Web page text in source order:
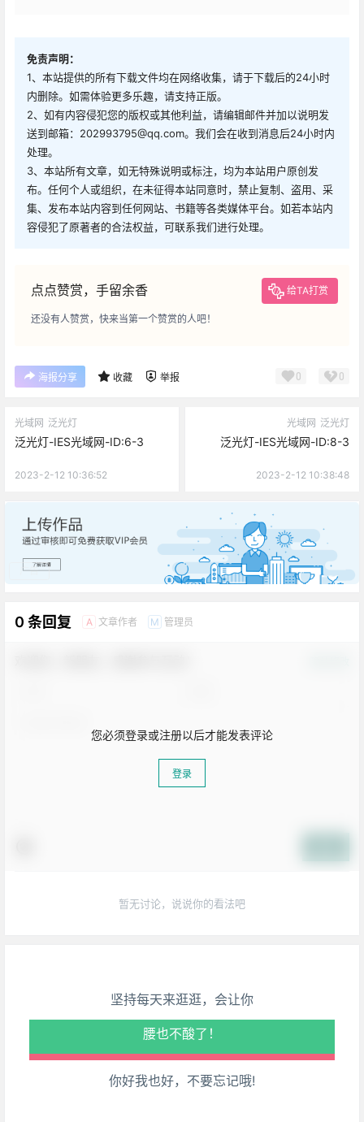
免责声明：
1、本站提供的所有下载文件均在网络收集，请于下载后的24小时
内删除。如需体验更多乐趣，请支持正版。
2、如有内容侵犯您的版权或其他利益，请编辑邮件并加以说明发
送到邮箱：202993795@qq.com。我们会在收到消息后24小时内
处理。
3、本站所有文章，如无特殊说明或标注，均为本站用户原创发
布。任何个人或组织，在未征得本站同意时，禁止复制、盗用、采
集、发布本站内容到任何网站、书籍等各类媒体平台。如若本站内
容侵犯了原著者的合法权益，可联系我们进行处理。
点点赞赏，手留余香 给TA打赏
还没有人赞赏，快来当第一个赞赏的人吧！
海报分享 收藏 举报 0 0
光域网 泛光灯
泛光灯-IES光域网-ID:6-3
2023-2-12 10:36:52
光域网 泛光灯
泛光灯-IES光域网-ID:8-3
2023-2-12 10:38:48
广告
0 条回复 A 文章作者 M 管理员
您必须登录或注册以后才能发表评论
登录
暂无讨论，说说你的看法吧
坚持每天来逛逛，会让你
腿也不痛了！
腰也不酸了！
工作也轻松了！
你好我也好，不要忘记哦!